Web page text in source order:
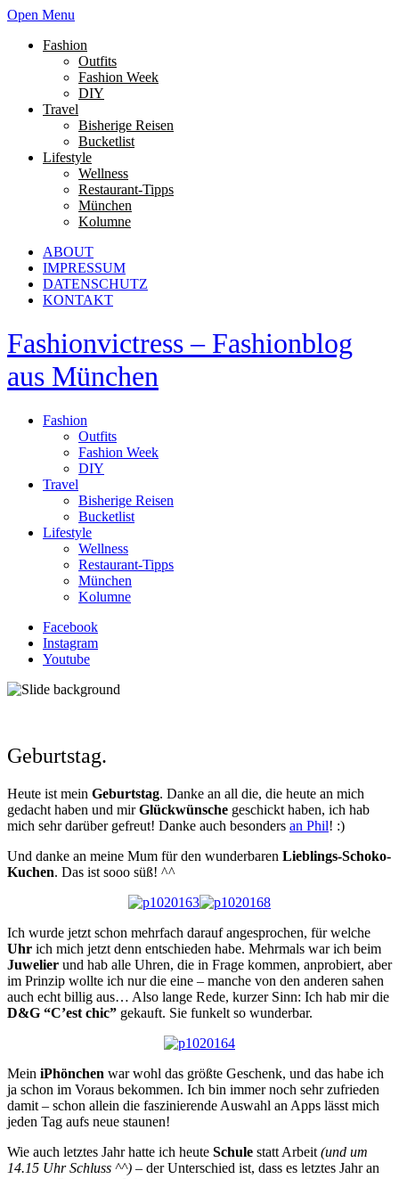
Open Menu
Fashion
Outfits
Fashion Week
DIY
Travel
Bisherige Reisen
Bucketlist
Lifestyle
Wellness
Restaurant-Tipps
München
Kolumne
ABOUT
IMPRESSUM
DATENSCHUTZ
KONTAKT
Fashionvictress – Fashionblog
aus München
Fashion
Outfits
Fashion Week
DIY
Travel
Bisherige Reisen
Bucketlist
Lifestyle
Wellness
Restaurant-Tipps
München
Kolumne
Facebook
Instagram
Youtube
Geburtstag.
Heute ist mein Geburtstag. Danke an all die, die heute an mich
gedacht haben und mirGlückwünsche geschickt haben, ich hab
mich sehr darüber gefreut! Danke auch besonders an Phil! :)
Und danke an meine Mum für den wunderbaren Lieblings-Schoko-
Kuchen. Das ist sooo süß! ^^
Ich wurde jetzt schon mehrfach darauf angesprochen, für welche
Uhr ich mich jetzt denn entschieden habe. Mehrmals war ich beim
Juwelier und hab alle Uhren, die in Frage kommen, anprobiert, aber
im Prinzip wollte ich nur die eine – manche von den anderen sahen
auch echt billig aus… Also lange Rede, kurzer Sinn: Ich hab mir die
D&G “C’est chic” gekauft. Sie funkelt so wunderbar.
Mein iPhönchen war wohl das größte Geschenk, und das habe ich
ja schon im Voraus bekommen. Ich bin immer noch sehr zufrieden
damit – schon allein die faszinierende Auswahl an Apps lässt mich
jeden Tag aufs neue staunen!
Wie auch letztes Jahr hatte ich heute Schule statt Arbeit (und um
14.15 Uhr Schluss ^^) – der Unterschied ist, dass es letztes Jahr an